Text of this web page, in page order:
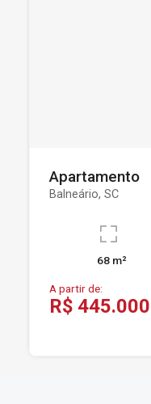
Apartamento
Balneário, SC
68 m²
A partir de:
R$ 445.000